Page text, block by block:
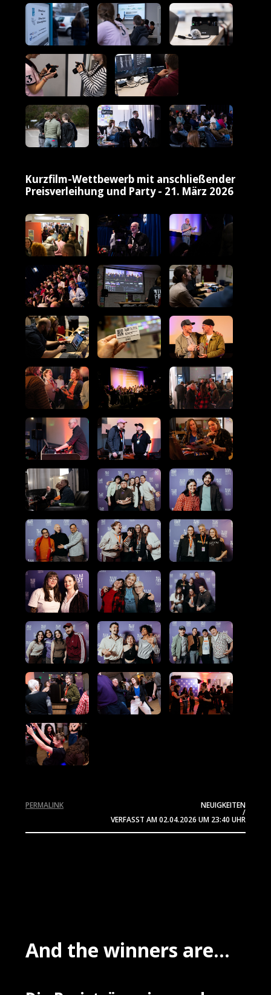
Kurzfilm-Wettbewerb mit anschließender
Preisverleihung und Party - 21. März 2026
NEUIGKEITEN
/
VERFASST AM02.04.2026 UM 23:40 UHR
PERMALINK
And the winners are...